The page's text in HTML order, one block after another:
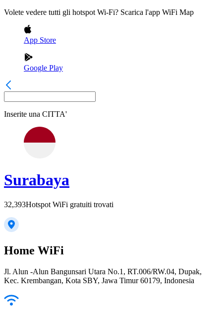
Volete vedere tutti gli hotspot Wi-Fi? Scarica l'app WiFi Map
App Store
Google Play
Inserite una CITTA'
Surabaya
32,393Hotspot WiFi gratuiti trovati
Home WiFi
Jl. Alun -Alun Bangunsari Utara No.1, RT.006/RW.04, Dupak,
Kec. Krembangan, Kota SBY, Jawa Timur 60179, Indonesia